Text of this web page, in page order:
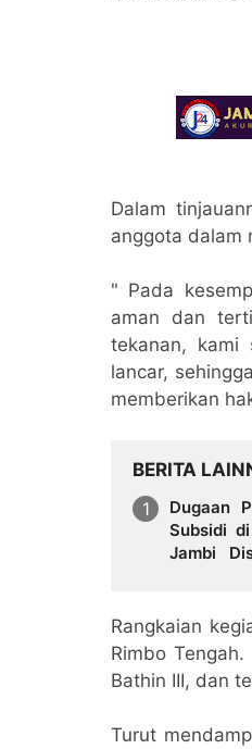
Dalam
anggota dalam
" Pada
aman dan
tekanan, kami
lancar,
memberikan
BERITA
Dugaan
Subsidi
Jambi
Rangkaian
Rimbo
Bathin III, dan
Turut